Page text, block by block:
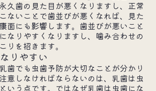
久歯の見た目が悪くなりますし、正常
ないことで歯並びが悪くなれば、見た
面にも影響します。歯並びが悪いこと
なりやすくなりますし、噛み合わせの
りを招きます。
りやすい
歯でも虫歯予防が大切なことが分かり
意しなければならないのは、乳歯は虫
いう点です。ではなぜ乳歯は虫歯にな